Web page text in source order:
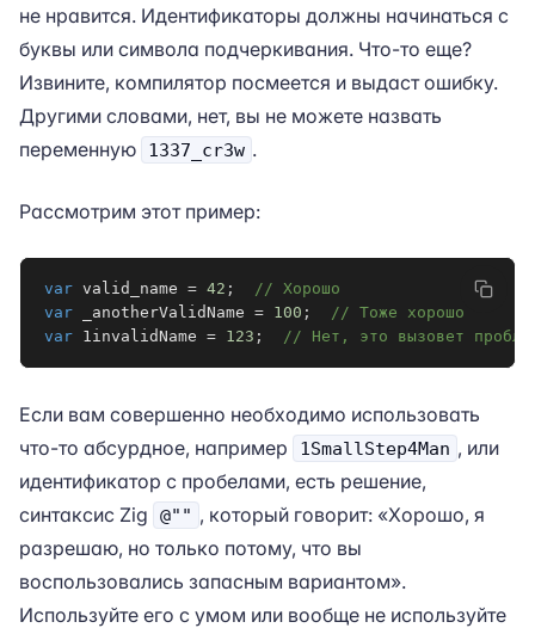
не нравится. Идентификаторы должны начинаться с
буквы или символа подчеркивания. Что-то еще?
Извините, компилятор посмеется и выдаст ошибку.
Другими словами, нет, вы не можете назвать
переменную
1337_cr3w .
Рассмотрим этот пример:
var valid_name = 42 ;
// Хорошо
var _anotherValidName = 100 ;
// Тоже хорошо
var 1invalidName = 123 ; // Нет, это вызовет
Если вам совершенно необходимо использовать
что-то абсурдное, например
1SmallStep4Man , или
идентификатор с пробелами, есть решение,
синтаксис Zig
@"" , который говорит: «Хорошо, я
разрешаю, но только потому, что вы
воспользовались запасным вариантом».
Используйте его с умом или вообще не используйте